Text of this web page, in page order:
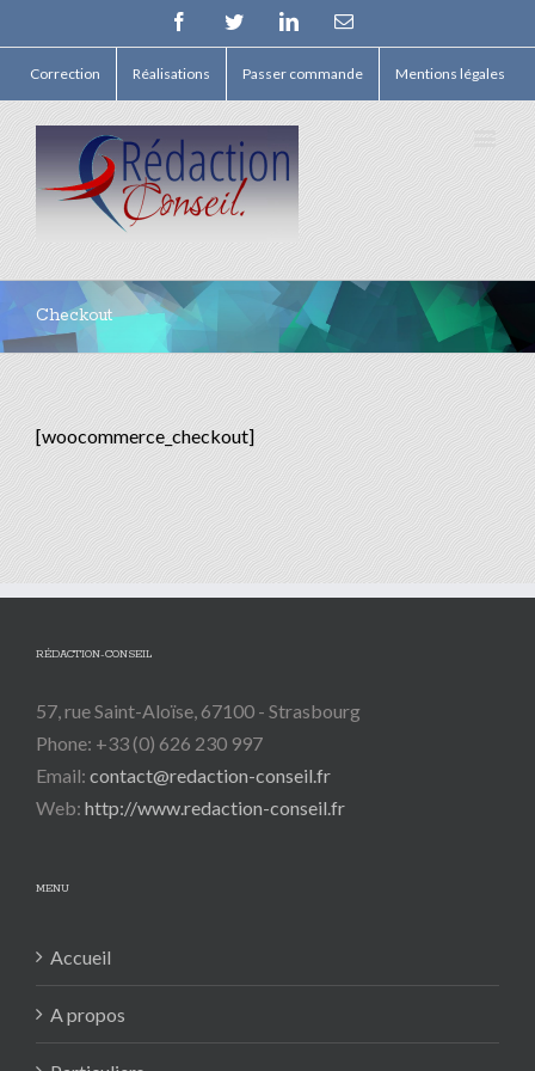
FacebookTwitterLinkedinEmail
Correction Réalisations Passer commande Mentions légales
Checkout
[woocommerce_checkout]
RÉDACTION-CONSEIL
57, rue Saint-Aloïse, 67100 - Strasbourg
Phone: +33 (0) 626 230 997
Email: contact@redaction-conseil.fr
Web: http://www.redaction-conseil.fr
MENU
Accueil
A propos